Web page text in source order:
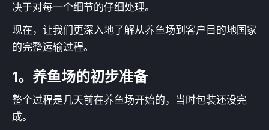
决于对每一个细节的仔细处理。
现在，让我们更深入地了解从养鱼场到客户目的地国家
的完整运输过程。
1。养鱼场的初步准备
整个过程是几天前在养鱼场开始的，当时包装还没完
成。